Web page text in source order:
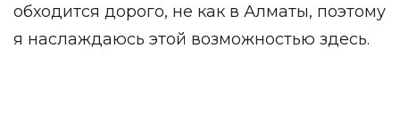
обходится дорого, не как в Алматы, поэтому
я наслаждаюсь этой возможностью здесь.